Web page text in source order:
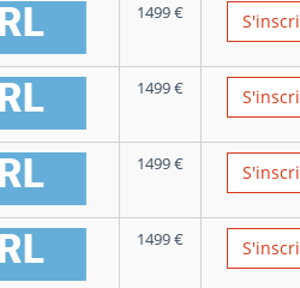
1499€
1499€
1499€
1499€